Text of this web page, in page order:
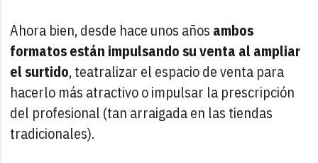
Ahora bien, desde hace unos años ambos
formatos están impulsando su venta al ampliar
el surtido, teatralizar el espacio de venta para
hacerlo más atractivo o impulsar la prescripción
del profesional (tan arraigada en las tiendas
tradicionales).